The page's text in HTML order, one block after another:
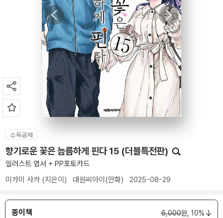
소득공제
향기로운 꽃은 늠름하게 핀다 15 (더블특전판)
일러스트 엽서 + PP포토카드
미카미 사카 (지은이) 대원씨아이(만화) 2025-08-29
종이책 6,000원, 10%